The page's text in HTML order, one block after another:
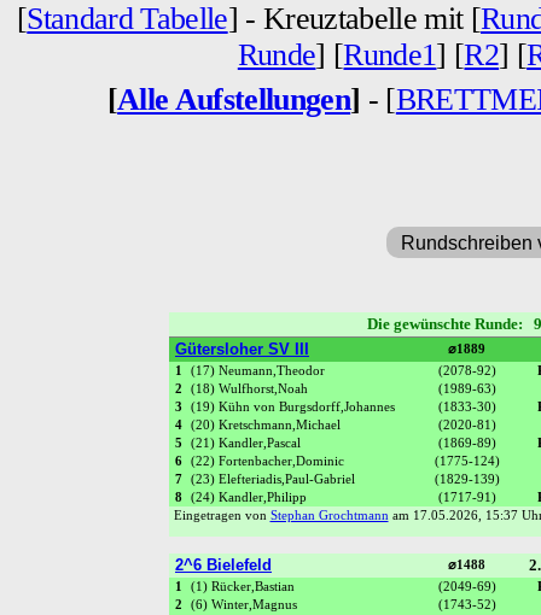
[Standard Tabelle] - Kreuztabelle mit [
Runde] [Runde1] [R2] [
[Alle Aufstellungen] - [
Rundschreiben
Die gewünschte
Gütersloher SV III
⌀1889
1 (17) Neumann,Theodor (2078-92)
2
(18) Wulfhorst,Noah
(1989-63)
3
(19) Kühn von Burgsdorff,Johannes (1833-30)
4
(20) Kretschmann,Michael
(2020-81)
5
(21) Kandler,Pascal (1869-89)
6
(22) Fortenbacher,Dominic
(1775-124)
7
(23) Elefteriadis,Paul-Gabriel
(1829-139)
8
(24) Kandler,Philipp (1717-91)
Eingetragen von Stephan Grochtmannam 17.05.2026, 15:37
2^6 Bielefeld ⌀1488
1 (1) Rücker,Bastian (2049-69)
2
(6) Winter,Magnus
(1743-52)